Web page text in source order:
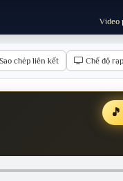
Video
Sao chép liên kết Chế độ rạp